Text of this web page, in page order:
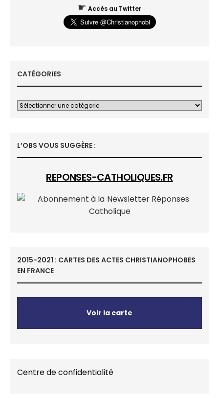
☛ Accès au Twitter
CATÉGORIES
L’OBS VOUS SUGGÈRE :
REPONSES-CATHOLIQUES.FR
2015-2021 : CARTES DES ACTES CHRISTIANOPHOBES
EN FRANCE
Voir la carte
Centre de confidentialité